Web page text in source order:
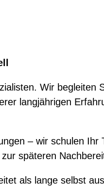
Wir
langjährigen
– wir schulen
späteren
als lange selbst